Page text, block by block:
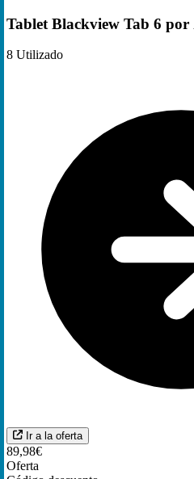
Tablet Blackview Tab 6 por
8 Utilizado
Ir a la oferta
89,98€
Oferta